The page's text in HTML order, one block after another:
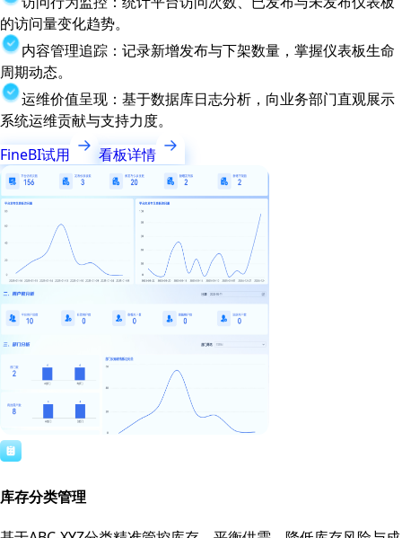
的访问量变化趋势。
内容管理追踪：记录新增发布与下架数量，掌握仪表板生命
周期动态。
运维价值呈现：基于数据库日志分析，向业务部门直观展示
系统运维贡献与支持力度。
FineBI试用
看板详情
库存分类管理